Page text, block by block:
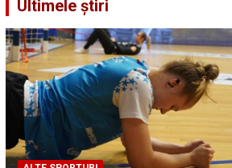
Ultimele știri